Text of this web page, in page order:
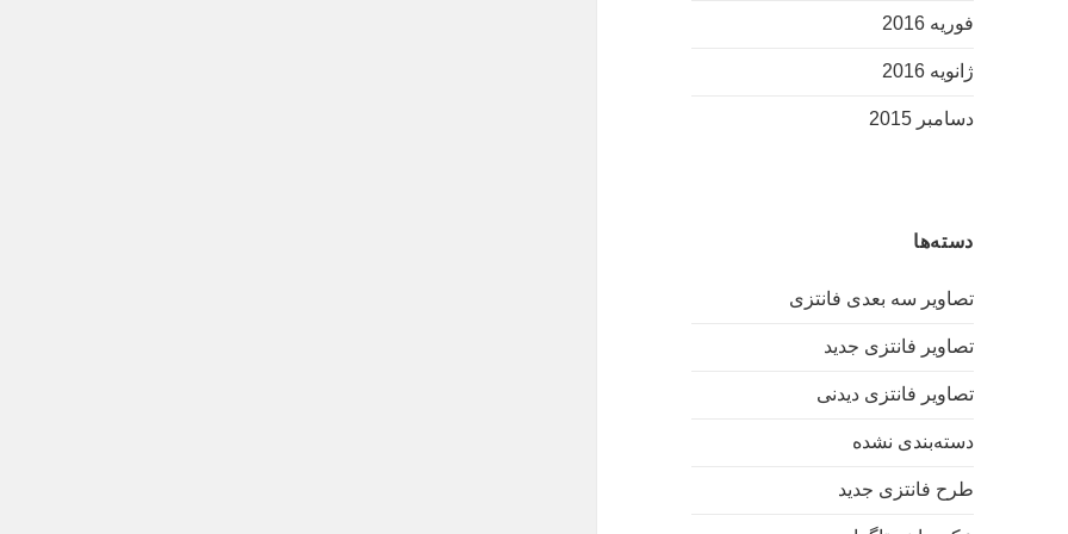
فوریه 2016
ژانویه 2016
دسامبر 2015
دسته‌ها
تصاویر سه بعدی فانتزی
تصاویر فانتزی جدید
تصاویر فانتزی دیدنی
دسته‌بندی نشده
طرح فانتزی جدید